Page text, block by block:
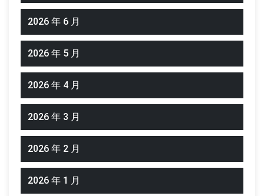
2026 年 6 月
2026 年 5 月
2026 年 4 月
2026 年 3 月
2026 年 2 月
2026 年 1 月